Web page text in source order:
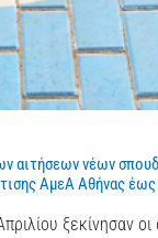
αιτήσεων νέων
ΑμεΑ Αθήνας
ξεκίνησαν οι